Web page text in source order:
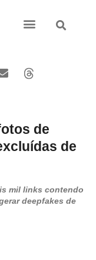
de
de
mil links contendo
deepfakes de